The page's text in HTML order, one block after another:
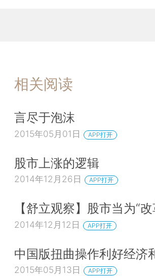
相关阅读
言尽于泡沫
2015年05月01日 APP打开
股市上涨的逻辑
2014年12月26日 APP打开
【舒立观察】股市当为“
2014年12月12日 APP打开
中国版扭曲操作利好经济
2015年05月13日 APP打开